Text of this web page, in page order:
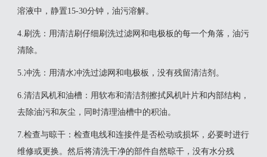
溶液中，静置15-30分钟，油污溶解。
‌4.刷洗‌：用清洁刷仔细刷洗过滤网和电极板的每一个角落，油污
清除。
‌5.冲洗‌：用清水冲洗过滤网和电极板，没有残留清洁剂。
‌6.清洁风机和油槽‌：用软布和清洁剂擦拭风机叶片和内部结构，
去除油污和灰尘，同时清理油槽中的积油。
‌7.检查与晾干‌：检查电线和连接件是否松动或损坏，必要时进行
维修或更换。然后将清洗干净的部件自然晾干，没有水分残